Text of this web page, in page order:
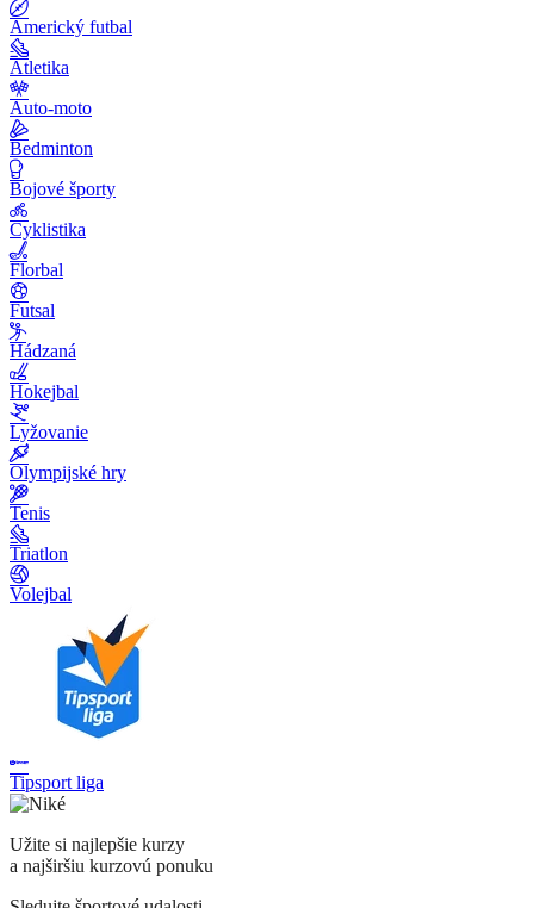
Americký futbal
Atletika
Auto-moto
Bedminton
Bojové športy
Cyklistika
Florbal
Futsal
Hádzaná
Hokejbal
Lyžovanie
Olympijské hry
Tenis
Triatlon
Volejbal
Tipsport liga
Užite si najlepšie kurzy
a najširšiu kurzovú ponuku